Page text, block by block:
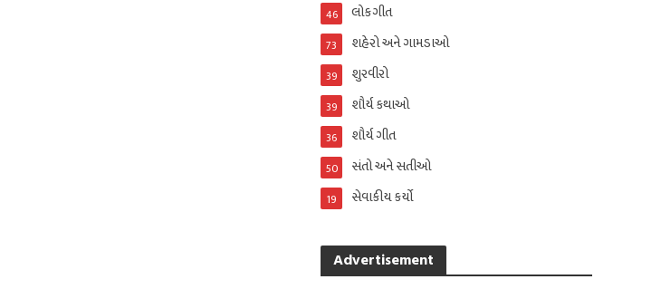
લોકગીત
46
શહેરો અને ગામડાઓ
73
શુરવીરો
39
શૌર્ય કથાઓ
39
શૌર્ય ગીત
36
સંતો અને સતીઓ
50
સેવાકીય કર્યો
19
Advertisement